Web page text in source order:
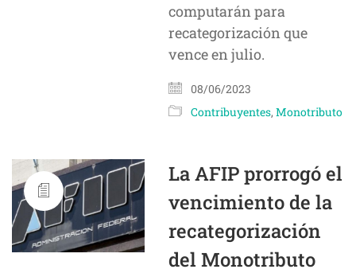
computarán para
recategorización que
vence en julio.
08/06/2023
Contribuyentes,Monotributo
La AFIP prorrogó el
vencimiento de la
recategorización
del Monotributo